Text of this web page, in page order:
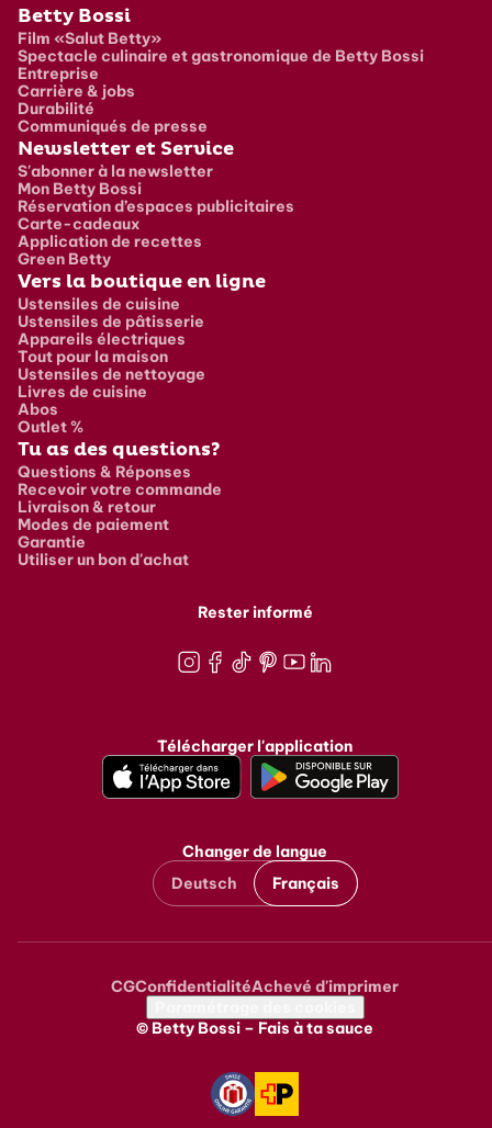
Pied de page
Betty Bossi
Film «Salut Betty»
Spectacle culinaire et gastronomique de Betty Bossi
Entreprise
Carrière & jobs
Durabilité
Communiqués de presse
Newsletter et Service
S'abonner à la newsletter
Mon Betty Bossi
Réservation d’espaces publicitaires
Carte-cadeaux
Application de recettes
Green Betty
Vers la boutique en ligne
Ustensiles de cuisine
Ustensiles de pâtisserie
Appareils électriques
Tout pour la maison
Ustensiles de nettoyage
Livres de cuisine
Abos
Outlet %
Tu as des questions?
Questions & Réponses
Recevoir votre commande
Livraison & retour
Modes de paiement
Garantie
Utiliser un bon d'achat
Rester informé
Télécharger l'application
Changer de langue
Deutsch
Français
Metanavigation
CGConfidentialitéAchevé d'imprimer
© Betty Bossi – Fais à ta sauce